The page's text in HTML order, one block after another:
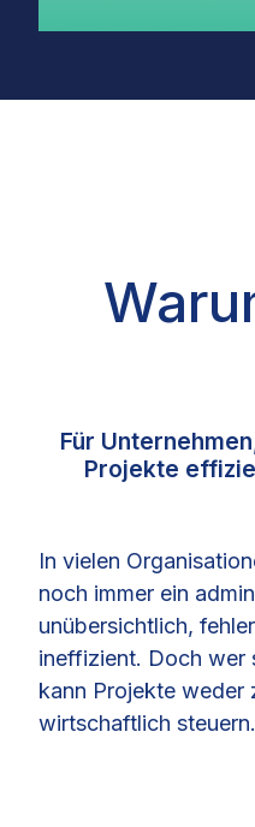
Für
Projekte
In vielen
noch immer ein
unübersichtlich,
ineffizient. Doch wer
kann Projekte weder
wirtschaftlich steuern.